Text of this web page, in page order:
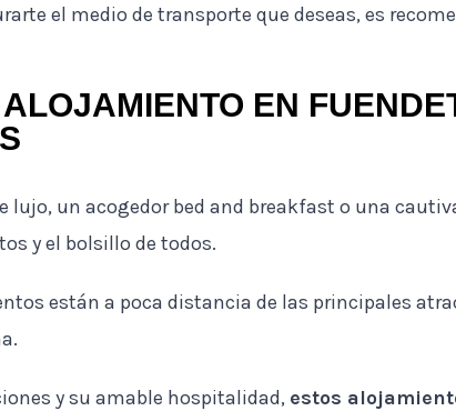
el medio de transporte que deseas, es
EN
lujo, un acogedor bed and breakfast o una
y el bolsillo de todos.
están a poca distancia de las principales
y su amable hospitalidad, estos